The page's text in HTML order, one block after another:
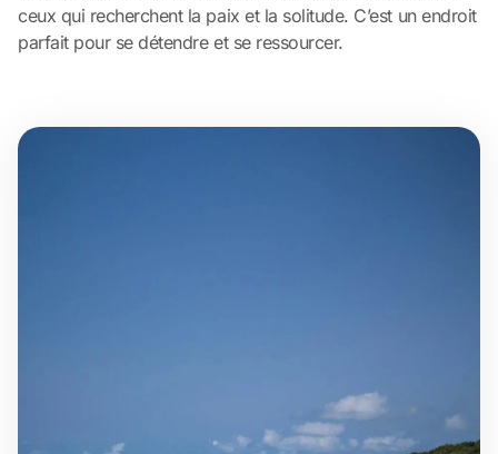
ceux qui recherchent la paix et la solitude. C’est un endroit
parfait pour se détendre et se ressourcer.